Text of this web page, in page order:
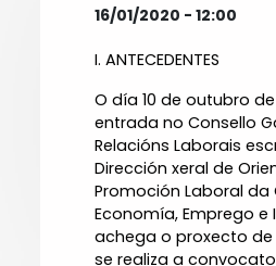
16/01/2020 - 12:00
I. ANTECEDENTES
O día 10 de outubro de
entrada no Consello
Relacións Laborais
Dirección xeral de
Promoción Laboral da
Economía, Emprego e
achega o proxecto
se realiza a